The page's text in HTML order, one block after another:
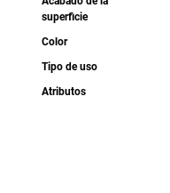
superficie
Color
Tipo de uso
Atributos